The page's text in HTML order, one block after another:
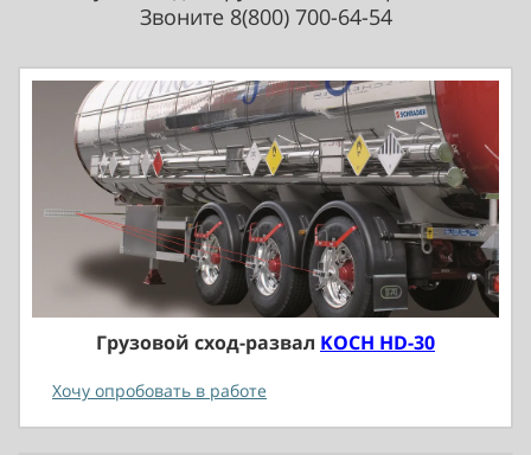
Звоните 8(800) 700-64-54
Грузовой сход-развал KOCH HD-30
Хочу опробовать в работе